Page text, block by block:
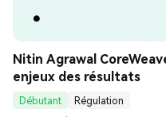
Nitin Agrawal
enjeux des résultats
Débutant
Régulation